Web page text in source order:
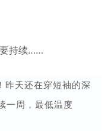
昨天还在穿短袖的深
一周，最低温度